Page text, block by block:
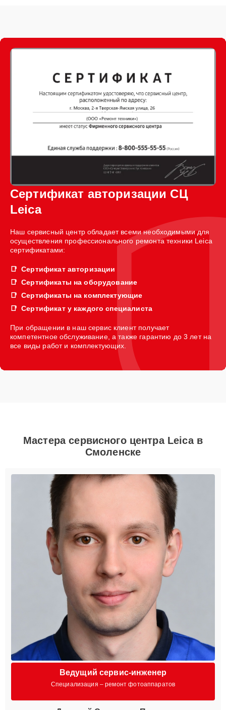
Сертификат авторизации СЦ
Leica
Наш сервисный центр обладает всеми необходимыми для
осуществления профессионального ремонта техники Leica
сертификатами:
Сертификат авторизации
Сертификаты на оборудование
Сертификаты на комплектующие
Сертификат у каждого специалиста
При обращении в наш сервис клиент получает
компетентное обслуживание, а также гарантию до 3 лет на
все виды работ и комплектующих.
Мастера сервисного центра Leica в
Смоленске
Ведущий сервис-инженер
Специализация – ремонт фотоаппаратов